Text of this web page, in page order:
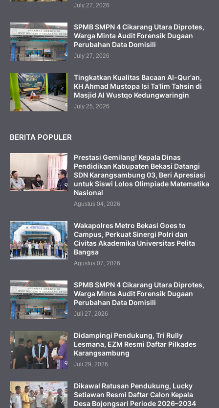
July 27, 2026
SPMB SMPN 4 Cikarang Utara Diprotes,
Warga Minta Audit Forensik Dugaan
Perubahan Data Domisili
July 27, 2026
Tingkatkan Kualitas Bacaan Al-Qur'an,
KH Ahmad Mustopa Isi Ta'lim Tahsin di
Masjid Al Wustqo Kedungwaringin
July 25, 2026
BERITA POPULER
Prestasi Gemilang! Kepala Dinas
Pendidikan Kabupaten Bekasi Datangi
SDN Karangsambung 03, Beri Apresiasi
untuk Siswi Lolos Olimpiade Matematika
Nasional
Agustus 04, 2026
Wakapolres Metro Bekasi Goes to
Campus, Perkuat Sinergi Polri dan
Civitas Akademika Universitas Pelita
Bangsa
Agustus 07, 2026
SPMB SMPN 4 Cikarang Utara Diprotes,
Warga Minta Audit Forensik Dugaan
Perubahan Data Domisili
Juli 27, 2026
Didampingi Pendukung, Tri Rully
Lesmana, EZM Resmi Daftar Pilkades
Karangsambung
Juli 29, 2026
Dikawal Ratusan Pendukung, Lucky
Setiawan Resmi Daftar Calon Kepala
Desa Bojongsari Periode 2026–2034